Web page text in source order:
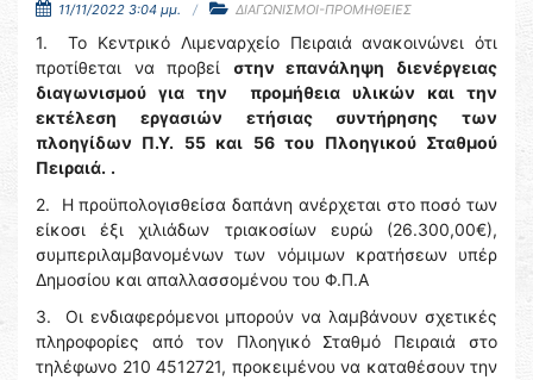
11/11/2022 3:04 μμ. ΔΙΑΓΩΝΙΣΜΟΙ-ΠΡΟΜΗΘΕΙΕΣ
1. Το Κεντρικό Λιμεναρχείο Πειραιά ανακοινώνει ότι
προτίθεται να προβεί στην επανάληψη διενέργειας
διαγωνισμού για την προμήθεια υλικών και την
εκτέλεση εργασιών ετήσιας συντήρησης των
πλοηγίδων Π.Υ. 55 και 56 του Πλοηγικού Σταθμού
Πειραιά. .
2. Η προϋπολογισθείσα δαπάνη ανέρχεται στο ποσό των
είκοσι έξι χιλιάδων τριακοσίων ευρώ (26.300,00€),
συμπεριλαμβανομένων των νόμιμων κρατήσεων υπέρ
Δημοσίου και απαλλασσομένου του Φ.Π.Α
3. Οι ενδιαφερόμενοι μπορούν να λαμβάνουν σχετικές
πληροφορίες από τον Πλοηγικό Σταθμό Πειραιά στο
τηλέφωνο 210 4512721, προκειμένου να καταθέσουν την